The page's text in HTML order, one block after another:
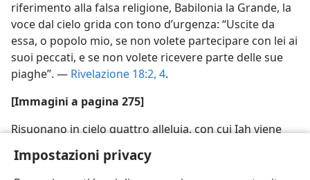
Impostazioni privacy
riferimento alla falsa religione, Babilonia la Grande, la
voce dal cielo grida con tono d’urgenza: “Uscite da
essa, o popolo mio, se non volete partecipare con lei ai
suoi peccati, e se non volete ricevere parte delle sue
piaghe”. — Rivelazione 18:2, 4.
[Immagini a pagina 275]
Risuonano in cielo quattro alleluia, con cui Iah viene
Grande